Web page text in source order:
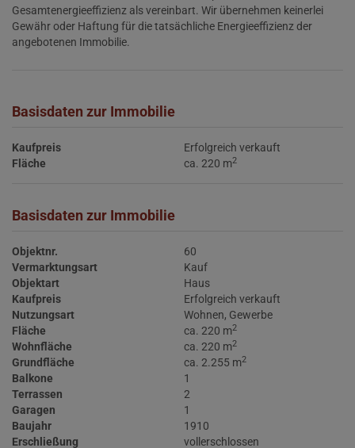
Gesamtenergieeffizienz als vereinbart. Wir übernehmen keinerlei
Gewähr oder Haftung für die tatsächliche Energieeffizienz der
angebotenen Immobilie.
Basisdaten zur Immobilie
Kaufpreis
Erfolgreich verkauft
Fläche
ca. 220 m2
Basisdaten zur Immobilie
Objektnr.
60
Vermarktungsart
Kauf
Objektart
Haus
Kaufpreis
Erfolgreich verkauft
Nutzungsart
Wohnen Gewerbe
Fläche
ca. 220 m2
Wohnfläche ca. 220 m2
Grundfläche ca. 2.255 m2
Balkone
1
Terrassen
2
Garagen
1
Baujahr
1910
Erschließung
vollerschlossen